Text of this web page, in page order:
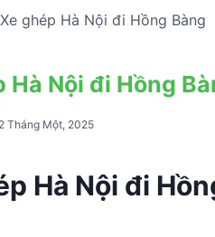
Xe ghép Hà Nội đi Hồng Bàng
Hà Nội đi Hồng
Tháng Một, 2025
Hà Nội đi